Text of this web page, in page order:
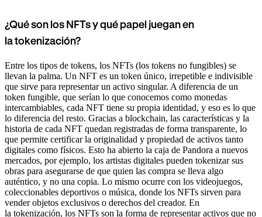
¿Qué son los NFTs y qué papel juegan en
la tokenización?
Entre los tipos de tokens, los NFTs (los tokens no fungibles) se
llevan la palma. Un NFT es un token único, irrepetible e indivisible
que sirve para representar un activo singular. A diferencia de un
token fungible, que serían lo que conocemos como monedas
intercambiables, cada NFT tiene su propia identidad, y eso es lo que
lo diferencia del resto. Gracias a blockchain, las características y la
historia de cada NFT quedan registradas de forma transparente, lo
que permite certificar la originalidad y propiedad de activos tanto
digitales como físicos. Esto ha abierto la caja de Pandora a nuevos
mercados, por ejemplo, los artistas digitales pueden tokenizar sus
obras para asegurarse de que quien las compra se lleva algo
auténtico, y no una copia. Lo mismo ocurre con los videojuegos,
coleccionables deportivos o música, donde los NFTs sirven para
vender objetos exclusivos o derechos del creador. En
la tokenización, los NFTs son la forma de representar activos que no